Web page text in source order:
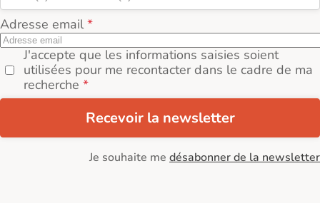
Adresse email
J'accepte que les informations saisies soient
utilisées pour me recontacter dans le cadre de ma
recherche
Recevoir la newsletter
Je souhaite me désabonner de la newsletter